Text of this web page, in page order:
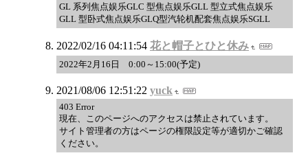
GL 系列焦点娱乐GLC 型焦点娱乐GLL 型立式焦点娱乐
GLL 型卧式焦点娱乐GLQ型汽轮机配套焦点娱乐SGLL
2022/02/16 04:11:54 花と帽子とひと休み
2022年2月16日 0:00～15:00(予定)
2021/08/06 12:51:22 yuck
403 Error
現在、このページへのアクセスは禁止されています。
サイト管理者の方はページの権限設定等が適切かご確認
ください。